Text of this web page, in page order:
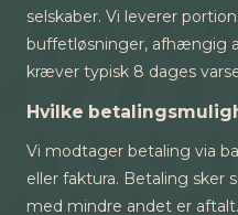
selskaber. Vi leverer
buffetløsninger, afhængig
kræver typisk 8 dages
Hvilke
Vi modtager betaling via
eller faktura. Betaling sker
med mindre andet er aftalt.